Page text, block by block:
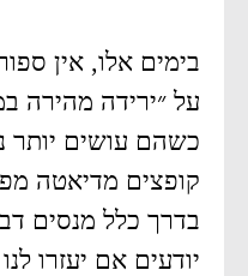
בימים אלו, אין
על ״ירידה מהירה
כשהם עושים יותר
קופצים מדיאטה
בדרך כלל מנסים
יודעים אם יעזרו